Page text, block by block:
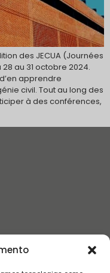
des JECUA (Journées
au 31 octobre 2024.
apprendre
civil. Tout au long des
à des conférences,